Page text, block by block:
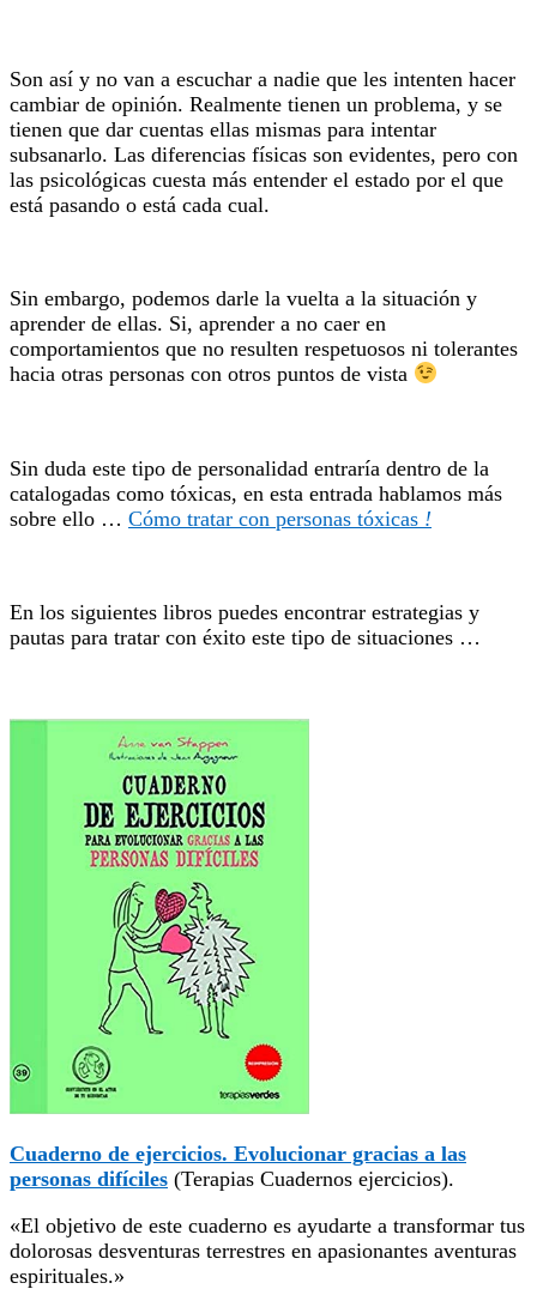
Son así y no van a escuchar a nadie que les intenten hacer
cambiar de opinión. Realmente tienen un problema, y se
tienen que dar cuentas ellas mismas para intentar
subsanarlo. Las diferencias físicas son evidentes, pero con
las psicológicas cuesta más entender el estado por el que
está pasando o está cada cual.
Sin embargo, podemos darle la vuelta a la situación y
aprender de ellas. Si, aprender a no caer en
comportamientos que no resulten respetuosos ni tolerantes
hacia otras personas con otros puntos de vista
Sin duda este tipo de personalidad entraría dentro de la
catalogadas como tóxicas, en esta entrada hablamos más
sobre ello … Cómo tratar con personas tóxicas !
En los siguientes libros puedes encontrar estrategias y
pautas para tratar con éxito este tipo de situaciones …
Cuaderno de ejercicios. Evolucionar gracias a las
personas difíciles (Terapias Cuadernos ejercicios).
«El objetivo de este cuaderno es ayudarte a transformar tus
dolorosas desventuras terrestres en apasionantes aventuras
espirituales.»